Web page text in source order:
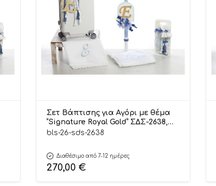
Σετ Βάπτισης για Αγόρι με θέμα
“Signature Royal Gold” ΣΔΣ-2638,
Bellissimo
bls-26-sds-2638
Διαθέσιμο από 7-12 ημέρες
270,00 €